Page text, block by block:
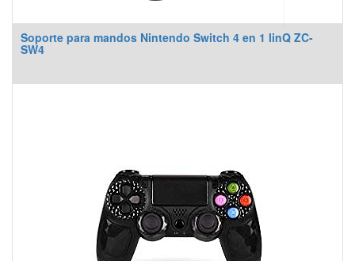
Soporte para mandos Nintendo Switch 4 en 1 linQ ZC-
SW4